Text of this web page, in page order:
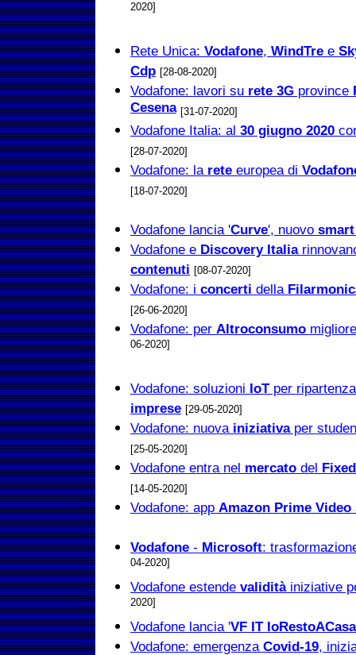
2020]
Rete Unica: Vodafone, WindTre e
Cdp [28-08-2020]
Vodafone: lavori su rete 3G province
Cesena [31-07-2020]
Vodafone Italia: al 30 giugno 2020
[28-07-2020]
Vodafone: la rete europea di
[18-07-2020]
Vodafone lancia 'Curve', nuovo
Vodafone e Discovery Italia
contenuti [08-07-2020]
Vodafone: i concerti della
[26-06-2020]
Vodafone: per Altroconsumo
06-2020]
Vodafone: soluzioni IoTper
imprese [29-05-2020]
Vodafone: nuovainiziativaper
[25-05-2020]
Vodafone entra nel mercato del
[14-05-2020]
Vodafone: app Amazon Prime Video
Vodafone - Microsoft:
04-2020]
Vodafone estende validitàiniziative
2020]
Vodafone lancia 'VF IT IoRestoACasa
Vodafone: emergenza Covid-19,